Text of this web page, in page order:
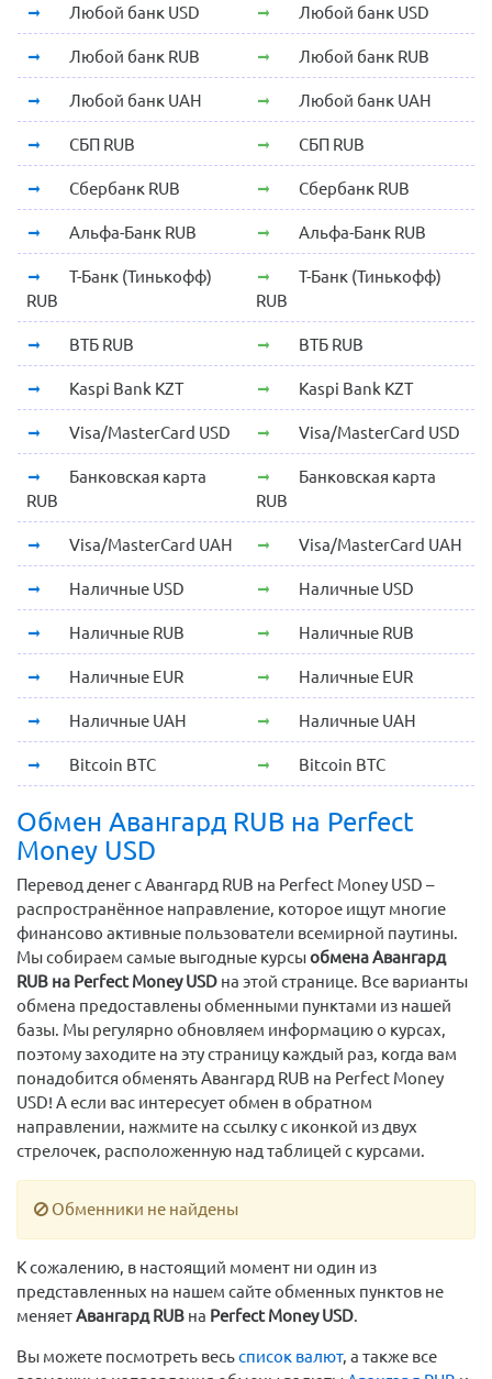
Любой банк USD Любой банк USD
Любой банк RUB Любой банк RUB
Любой банк UAH Любой банк UAH
СБП RUB СБП RUB
Сбербанк RUB Сбербанк RUB
Альфа-Банк RUB Альфа-Банк RUB
Т-Банк (Тинькофф)
RUB
Т-Банк (Тинькофф)
RUB
ВТБ RUB ВТБ RUB
Kaspi Bank KZT Kaspi Bank KZT
Visa/MasterCard USD Visa/MasterCard USD
Банковская карта
RUB
Банковская карта
RUB
Visa/MasterCard UAH Visa/MasterCard UAH
Наличные USD Наличные USD
Наличные RUB Наличные RUB
Наличные EUR Наличные EUR
Наличные UAH Наличные UAH
Bitcoin BTC Bitcoin BTC
Обмен Авангард RUB на Perfect
Money USD
Перевод денег с Авангард RUB на Perfect Money USD –
распространённое направление, которое ищут многие
финансово активные пользователи всемирной паутины.
Мы собираем самые выгодные курсыобмена Авангард
RUB на Perfect Money USD на этой странице. Все варианты
обмена предоставлены обменными пунктами из нашей
базы. Мы регулярно обновляем информацию о курсах,
поэтому заходите на эту страницу каждый раз, когда вам
понадобится обменять Авангард RUB на Perfect Money
USD! А если вас интересует обмен в обратном
направлении, нажмите на ссылку с иконкой из двух
стрелочек, расположенную над таблицей с курсами.
Обменники не найдены
К сожалению, в настоящий момент ни один из
представленных на нашем сайте обменных пунктов не
меняетАвангард RUB на Perfect Money USD.
Вы можете посмотреть весьсписок валют, а также все